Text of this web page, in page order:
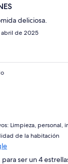
deliciosa.
abril de 2025
Limpieza, personal,
de la habitación
ser un 4